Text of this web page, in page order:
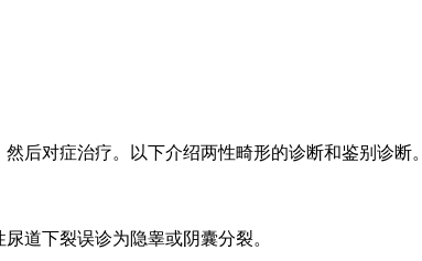
对症治疗。以下介绍两性畸形的诊断和鉴别诊断。
道下裂误诊为隐睾或阴囊分裂。